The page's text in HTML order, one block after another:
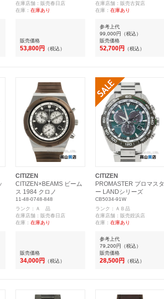
在庫店舗：販売春日店
在庫： 在庫あり
販売価格
53,800円 （税込）
在庫店舗：販売古賀店
在庫： 在庫あり
参考上代
99,000円 （税込）
販売価格
52,700円 （税込）
CITIZEN
CITIZEN×BEAMS ビーム
ス 1984 クロノ
11-48-0748-848
ランク：Ａ 品
在庫店舗：販売春日店
在庫： 在庫あり
販売価格
34,000円 （税込）
CITIZEN
PROMASTER プロマスタ
ー LANDシリーズ
CB5034-91W
ランク：ＡＢ品
在庫店舗：販売姪浜店
在庫： 在庫あり
参考上代
79,200円 （税込）
販売価格
28,500円 （税込）